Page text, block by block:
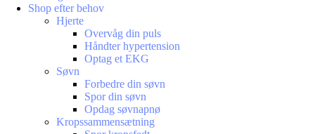
Shop efter behov
Hjerte
Overvåg din puls
Håndter hypertension
Optag et EKG
Søvn
Forbedre din søvn
Spor din søvn
Opdag søvnapnø
Kropssammensætning